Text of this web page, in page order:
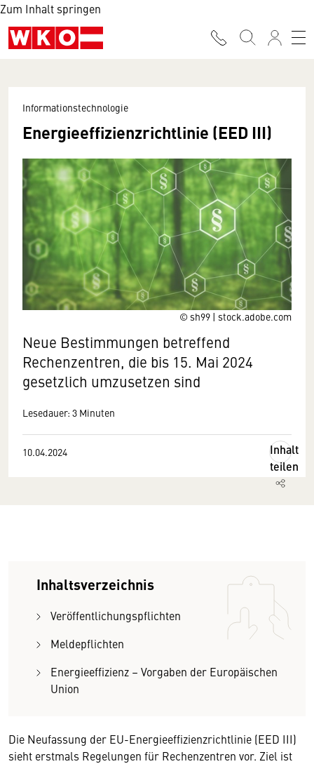
Zum Inhalt springen
© sh99 | stock.adobe.com
Informationstechnologie
Energieeffizienzrichtlinie (EED III)
Neue Bestimmungen betreffend
Rechenzentren, die bis 15. Mai 2024
gesetzlich umzusetzen sind
Lesedauer: 3 Minuten
10.04.2024
Inhalt
teilen
Inhaltsverzeichnis
Veröffentlichungspflichten
Meldepflichten
Energieeffizienz – Vorgaben der Europäischen
Union
Die Neufassung der EU-Energieeffizienzrichtlinie (EED III)
sieht erstmals Regelungen für Rechenzentren vor. Ziel ist